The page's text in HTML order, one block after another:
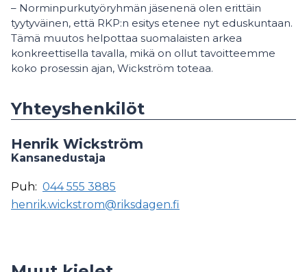
– Norminpurkutyöryhmän jäsenenä olen erittäin
tyytyväinen, että RKP:n esitys etenee nyt eduskuntaan.
Tämä muutos helpottaa suomalaisten arkea
konkreettisella tavalla, mikä on ollut tavoitteemme
koko prosessin ajan, Wickström toteaa.
Yhteyshenkilöt
Henrik Wickström
Kansanedustaja
Puh: 044 555 3885
henrik.wickstrom@riksdagen.fi